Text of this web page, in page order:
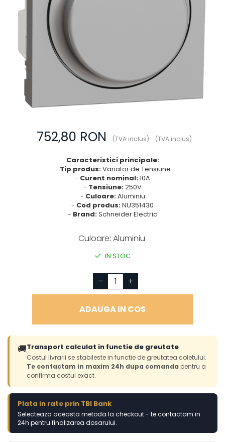
Prize și fișe industriale
Rame
Sonerii
Suporturi de fixare
Termostate
Întrerupătoare
752,80 RON (TVA inclus) (TVA inclus)
Caracteristici principale:
- Tip produs:Variator de Tensiune
- Curent nominal:10A
- Tensiune:250V
- Culoare:Aluminiu
- Cod produs:NU351430
- Brand:Schneider Electric
Culoare: Aluminiu
IN STOC
ADAUGA IN COS
🚚Transport calculat in functie de greutate
Costul livrarii se stabileste in functie de greutatea coletului.
Te contactam in maxim 24h dupa comanda pentru a
confirma costul exact.
Plata in rate prin TBI Bank
Selecteaza aceasta metoda la checkout - te contactam in
24h pentru finalizarea dosarului.